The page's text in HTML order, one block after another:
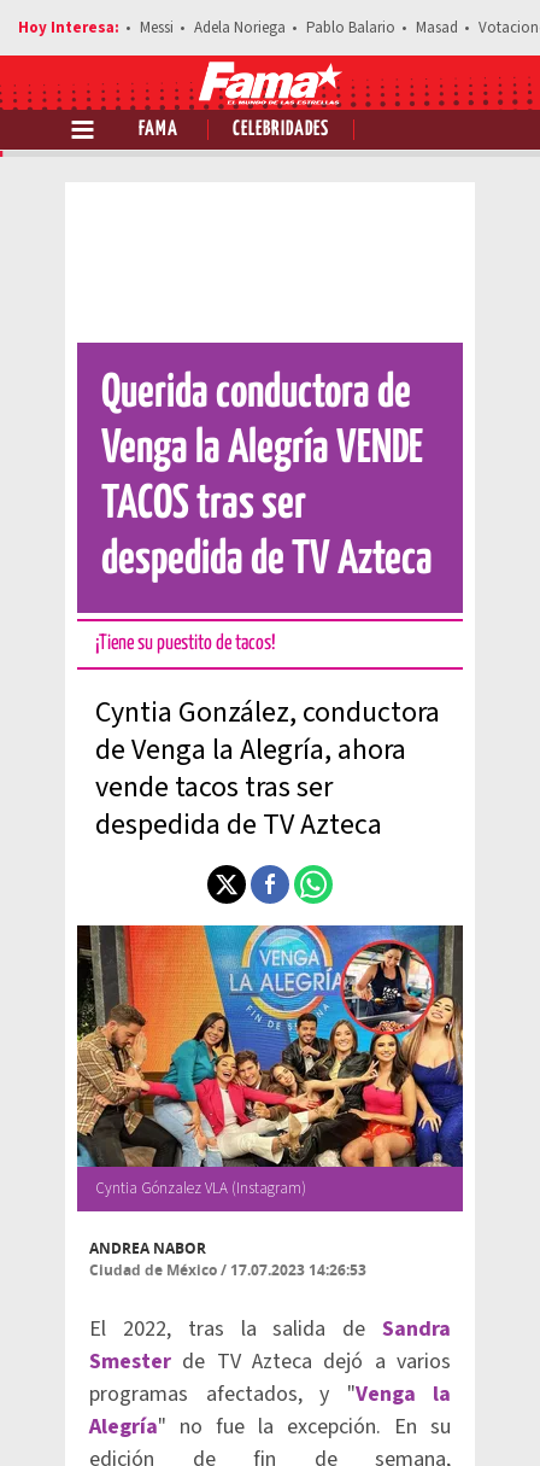
Messi Adela Noriega Pablo Balario Masad
FAMA CELEBRIDADES
Comparte esta noticia
Querida conductora de
Venga la Alegría VENDE
TACOS tras ser
despedida de TV Azteca
¡Tiene su puestito de tacos!
Cyntia González, conductora
de Venga la Alegría, ahora
vende tacos tras ser
despedida de TV Azteca
Cyntia Gónzalez VLA (Instagram)
ANDREA NABOR
Ciudad de México/ 17.07.2023 14:26:53
El 2022, tras la salida de Sandra
Smester de TV Azteca dejó a varios
programas afectados, y "Venga la
Alegría" no fue la excepción. En su
edición de fin de semana,